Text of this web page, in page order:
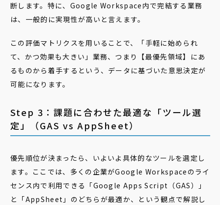
断します。特に、Google Workspace内で完結する業務
は、一般的に実現性が高いと言えます。
この評価マトリクスを用いることで、「手軽に始められ
て、かつ効果も大きい」業務、つまり【最優先領域】にあ
るものから着手するという、データに基づいた意思決定が
可能になります。
Step 3：課題に合わせた最適な「ツール選
定」（GAS vs AppSheet）
優先順位が決まったら、いよいよ具体的なツールを選定し
ます。ここでは、多くの企業がGoogle Workspaceのライ
センス内で利用できる「Google Apps Script（GAS）」
と「AppSheet」のどちらが最適か、という観点で解説し